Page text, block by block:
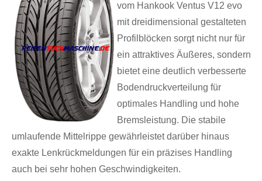
vom Hankook Ventus V12 evo
mit dreidimensional gestalteten
Profilblöcken sorgt nicht nur für
ein attraktives Äußeres, sondern
bietet eine deutlich verbesserte
Bodendruckverteilung für
optimales Handling und hohe
Bremsleistung. Die stabile
umlaufende Mittelrippe gewährleistet darüber hinaus
exakte Lenkrückmeldungen für ein präzises Handling
auch bei sehr hohen Geschwindigkeiten.